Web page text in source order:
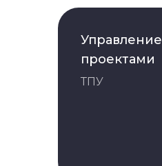
ТПУ
Управление
проектами